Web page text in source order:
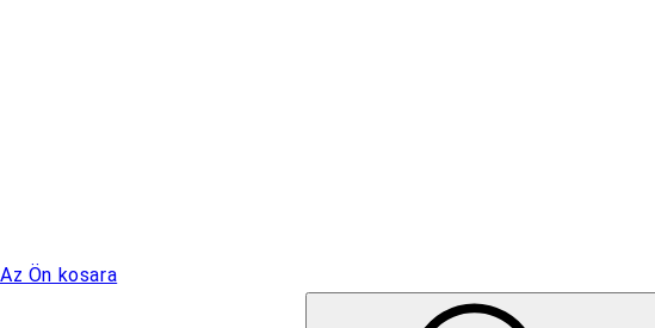
Az Ön kosara